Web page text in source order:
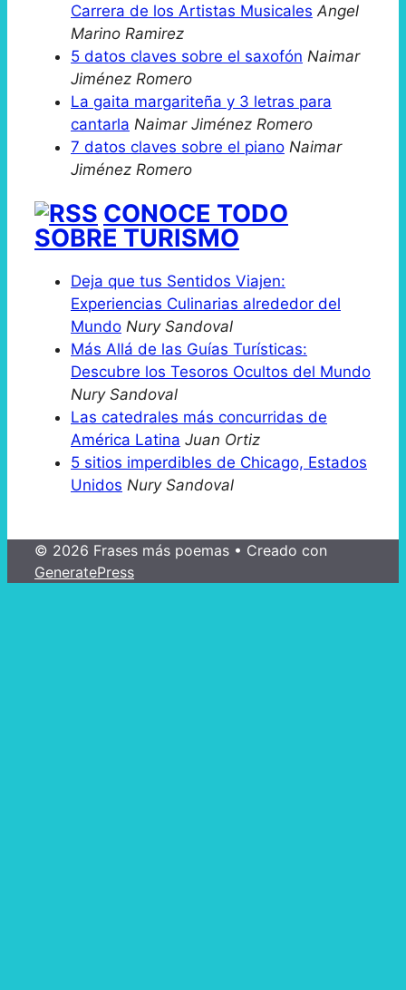
Carrera de los Artistas Musicales Angel
Marino Ramirez
5 datos claves sobre el saxofón Naimar
Jiménez Romero
La gaita margariteña y 3 letras para
cantarla Naimar Jiménez Romero
7 datos claves sobre el piano Naimar
Jiménez Romero
CONOCE TODO
SOBRE TURISMO
Deja que tus Sentidos Viajen:
Experiencias Culinarias alrededor del
Mundo Nury Sandoval
Más Allá de las Guías Turísticas:
Descubre los Tesoros Ocultos del Mundo
Nury Sandoval
Las catedrales más concurridas de
América Latina Juan Ortiz
5 sitios imperdibles de Chicago, Estados
Unidos Nury Sandoval
© 2026 Frases más poemas • Creado con
GeneratePress